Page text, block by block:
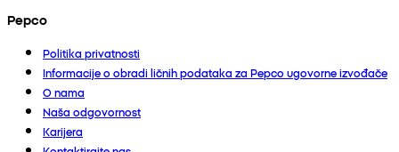
Pepco
Politika privatnosti
Informacije o obradi ličnih podataka za Pepco ugovorne izvođače
O nama
Naša odgovornost
Karijera